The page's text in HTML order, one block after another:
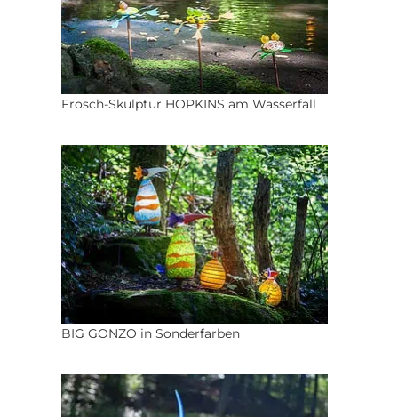
Frosch-Skulptur HOPKINS am Wasserfall
BIG GONZO in Sonderfarben